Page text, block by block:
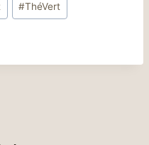
#ThéVert